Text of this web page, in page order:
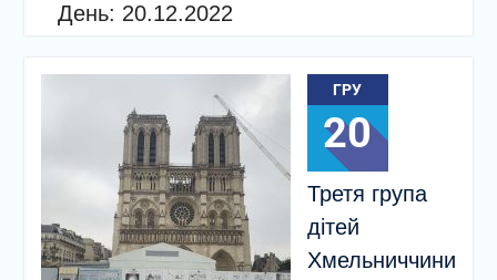
День: 20.12.2022
ГРУ
20
Третя група
дітей
Хмельниччини